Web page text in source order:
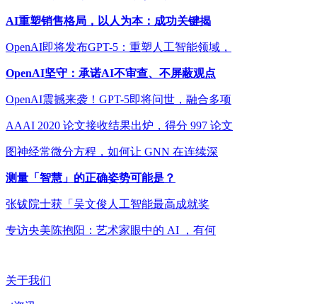
AI重塑销售格局，以人为本：成功关键揭
OpenAI即将发布GPT-5：重塑人工智能领域，
OpenAI坚守：承诺AI不审查、不屏蔽观点
OpenAI震撼来袭！GPT-5即将问世，融合多项
AAAI 2020 论文接收结果出炉，得分 997 论文
图神经常微分方程，如何让 GNN 在连续深
测量「智慧」的正确姿势可能是？
张钹院士获「吴文俊人工智能最高成就奖
专访央美陈抱阳：艺术家眼中的 AI ，有何
关于我们